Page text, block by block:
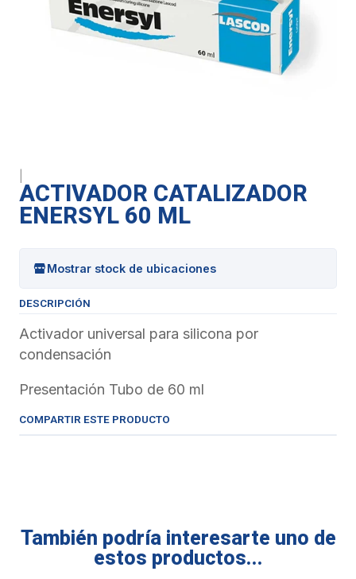
ACTIVADOR CATALIZADOR
ENERSYL 60 ML
Mostrar stock de ubicaciones
DESCRIPCIÓN
Activador universal para silicona por
condensación
Presentación Tubo de 60 ml
COMPARTIR ESTE PRODUCTO
También podría interesarte uno de
estos productos...